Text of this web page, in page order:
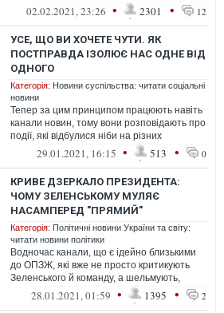
Україна", NewsOne, ZIK, а також регіональні
02.02.2021, 23:26 • 2301 • 12
УСЕ, ЩО ВИ ХОЧЕТЕ ЧУТИ. ЯК
ПОСТПРАВДА ІЗОЛЮЄ НАС ОДНЕ ВІД
ОДНОГО
Категорія: Новини суспільства: читати соціальні
новини
Тепер за цим принципом працюють навіть
канали новин, тому вони розповідають про
події, які відбулися ніби на різних
планетах. Мешканці кожної з ни
29.01.2021, 16:15 • 513 • 0
КРИВЕ ДЗЕРКАЛО ПРЕЗИДЕНТА:
ЧОМУ ЗЕЛЕНСЬКОМУ МУЛЯЄ
НАСАМПЕРЕД "ПРЯМИЙ"
Категорія: Політичні новини України та світу:
читати новини політики
Водночас канали, що є ідейно близькими
до ОПЗЖ, які вже не просто критикують
Зеленського й команду, а шельмують,
кепкують, глузують і знущаються, тако...
28.01.2021, 01:59 • 1395 • 2